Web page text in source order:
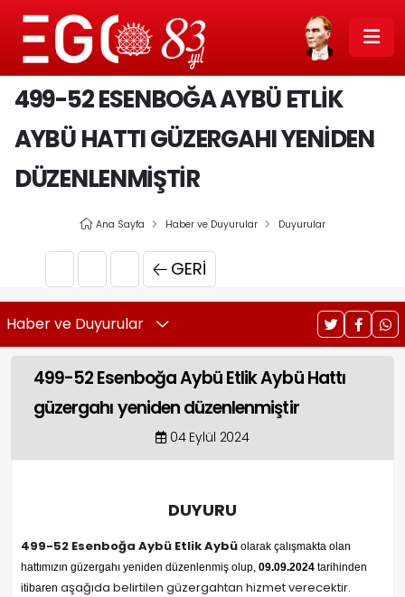
499-52 ESENBOĞA AYBÜ ETLIK
AYBÜ HATTI GÜZERGAHI YENIDEN
DÜZENLENMIŞTIR
Ana Sayfa Haber ve Duyurular Duyurular
GERI
Haber ve Duyurular
499-52 Esenboğa Aybü Etlik Aybü Hattı
güzergahı yeniden düzenlenmiştir
04 Eylül 2024
DUYURU
499-52 Esenboğa Aybü Etlik Aybü olarak çalışmakta olan
hattımızın güzergahı yeniden düzenlenmiş olup, 09.09.2024 tarihinden
itibaren aşağıda belirtilen güzergahtan hizmet verecektir.